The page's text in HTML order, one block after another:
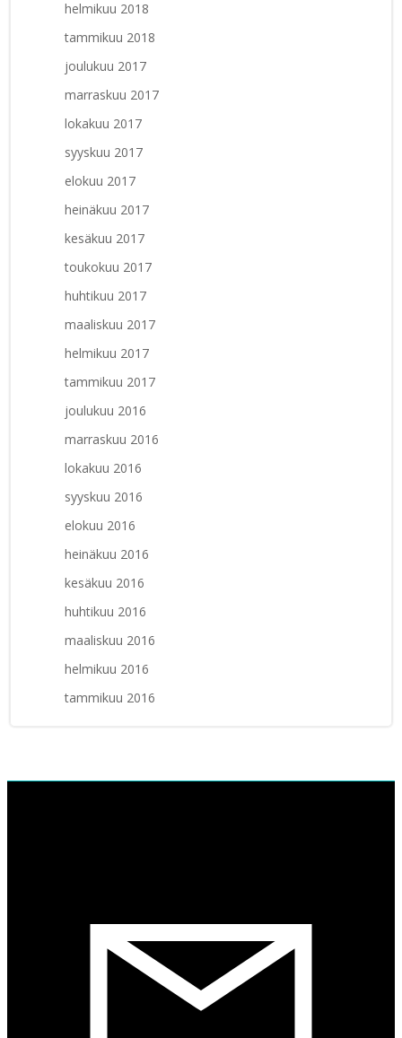
helmikuu 2018
tammikuu 2018
joulukuu 2017
marraskuu 2017
lokakuu 2017
syyskuu 2017
elokuu 2017
heinäkuu 2017
kesäkuu 2017
toukokuu 2017
huhtikuu 2017
maaliskuu 2017
helmikuu 2017
tammikuu 2017
joulukuu 2016
marraskuu 2016
lokakuu 2016
syyskuu 2016
elokuu 2016
heinäkuu 2016
kesäkuu 2016
huhtikuu 2016
maaliskuu 2016
helmikuu 2016
tammikuu 2016